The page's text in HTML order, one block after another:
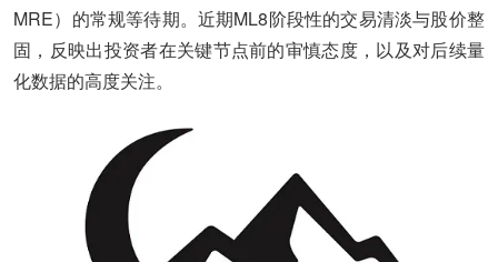
MRE）的常规等待期。近期ML8阶段性的交易清淡与股价整
固，反映出投资者在关键节点前的审慎态度，以及对后续量
化数据的高度关注。